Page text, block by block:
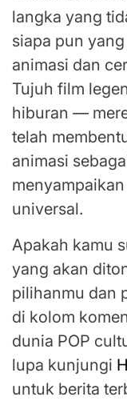
langka yang
siapa pun
animasi dan
Tujuh film
hiburan —
telah
animasi
universal.
Apakah kamu
yang akan
pilihanmu dan
di kolom
dunia POP
lupa kunjungi
untuk berita